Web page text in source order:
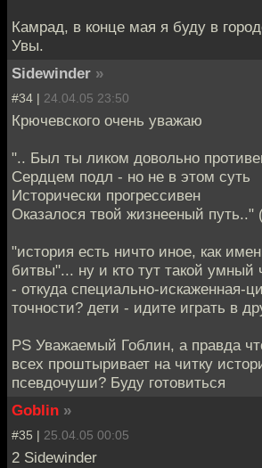
Камрад, в конце мая я буду в
Увы.
Sidewinder »
#34 | 24.04.05 23:50
Крючевского очень уважаю
".. Был ты ликом довольно
Сердцем подл - но не в этом суть
Исторически прогрессивен
Оказалося твой жизнееный путь.."
"история есть ничто иное, как
битвы"... ну и кто тут такой умный
- откуда специально-искаженная-
точности? дети - идите играть в
PS Уважаемый Гоблин, а правда
всех проштыривает на читку
псевдочуши? Буду готовиться
Goblin »
#35 | 25.04.05 00:05
2 Sidewinder